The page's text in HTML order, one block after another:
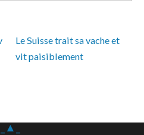
Le Suisse trait sa vache et
vit paisiblement
_▲_